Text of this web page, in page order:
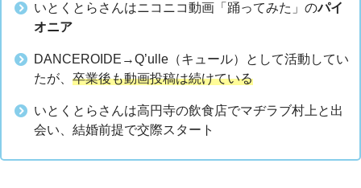
いとくとらさんはニコニコ動画「踊ってみた」のパイ
オニア
DANCEROIDE→Q’ulle（キュール）として活動してい
たが、 卒業後も動画投稿は続けている
いとくとらさんは高円寺の飲食店でマヂラブ村上と出
会い、結婚前提で交際スタート